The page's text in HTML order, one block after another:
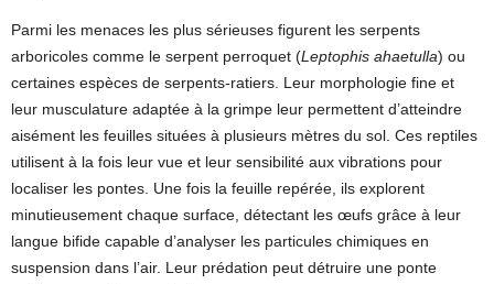
Parmi les menaces les plus sérieuses figurent les serpents
arboricoles comme le serpent perroquet (Leptophis ahaetulla) ou
certaines espèces de serpents-ratiers. Leur morphologie fine et
leur musculature adaptée à la grimpe leur permettent d’atteindre
aisément les feuilles situées à plusieurs mètres du sol. Ces reptiles
utilisent à la fois leur vue et leur sensibilité aux vibrations pour
localiser les pontes. Une fois la feuille repérée, ils explorent
minutieusement chaque surface, détectant les œufs grâce à leur
langue bifide capable d’analyser les particules chimiques en
suspension dans l’air. Leur prédation peut détruire une ponte